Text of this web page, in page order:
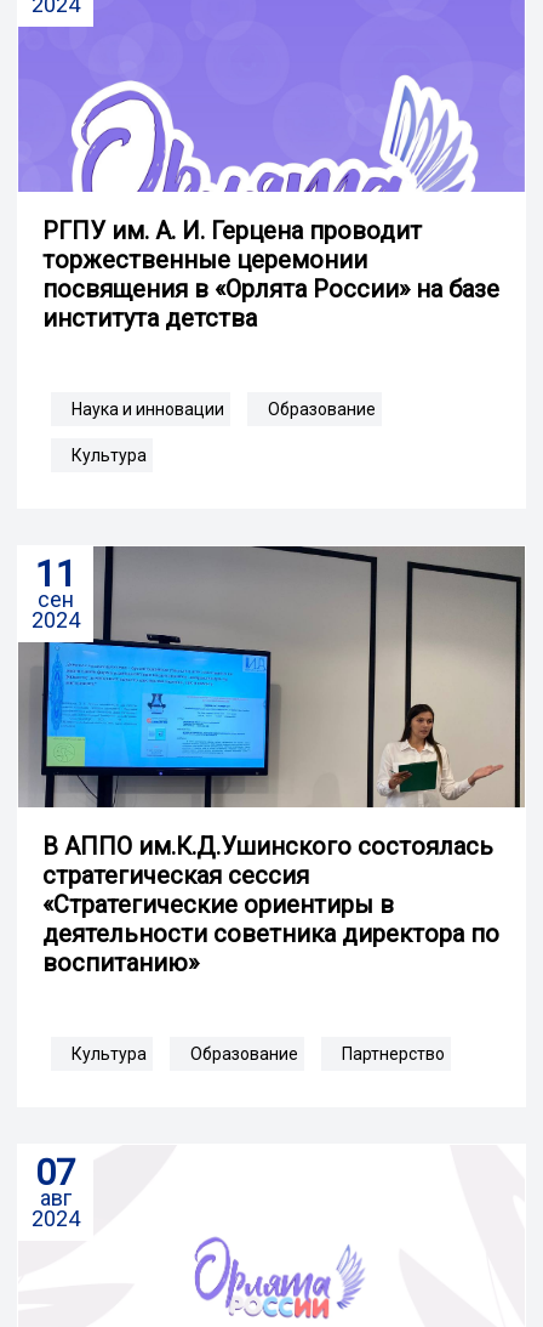
РГПУ им. А. И. Герцена проводит
торжественные церемонии
посвящения в «Орлята России» на базе
института детства
Наука и инновации Образование
Культура
11
сен
2024
В АППО им.К.Д.Ушинского состоялась
стратегическая сессия
«Стратегические ориентиры в
деятельности советника директора по
воспитанию»
Культура Образование Партнерство
07
авг
2024